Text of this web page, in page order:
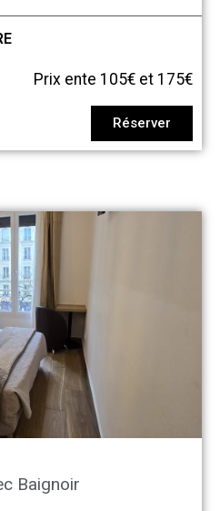
Prix ente 105€ et 175€
Réserver
Baignoir